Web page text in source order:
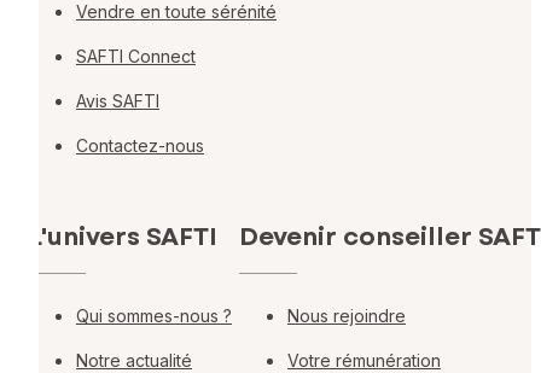
Vendre en toute sérénité
SAFTI Connect
Avis SAFTI
Contactez-nous
L'univers SAFTI
Qui sommes-nous ?
Notre actualité
Devenir conseiller
Nous rejoindre
Votre rémunération